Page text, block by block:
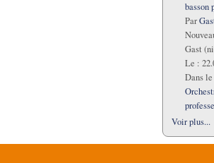
basson
Par
Gast
Le :
Dans
Voir plus...